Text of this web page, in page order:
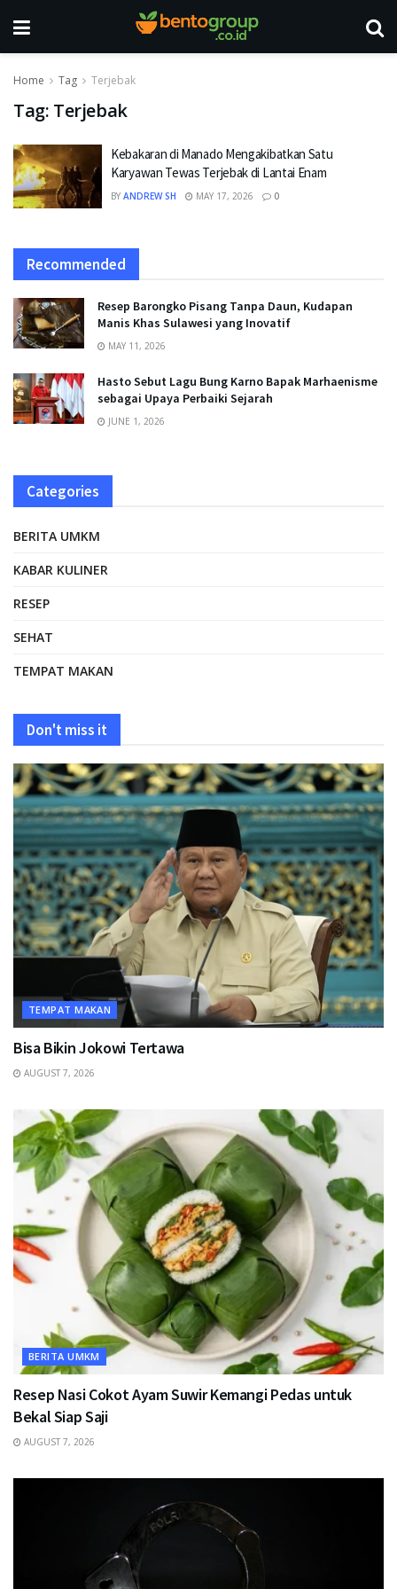
Home Tag Terjebak
Tag: Terjebak
Kebakaran di Manado Mengakibatkan Satu
Karyawan Tewas Terjebak di Lantai Enam
BY ANDREW SH MAY 17, 2026 0
Recommended
Resep Barongko Pisang Tanpa Daun, Kudapan
Manis Khas Sulawesi yang Inovatif
MAY 11, 2026
Hasto Sebut Lagu Bung Karno Bapak Marhaenisme
sebagai Upaya Perbaiki Sejarah
JUNE 1, 2026
Categories
BERITA UMKM
KABAR KULINER
RESEP
SEHAT
TEMPAT MAKAN
Don't miss it
TEMPAT MAKAN
Bisa Bikin Jokowi Tertawa
AUGUST 7, 2026
BERITA UMKM
Resep Nasi Cokot Ayam Suwir Kemangi Pedas untuk
Bekal Siap Saji
AUGUST 7, 2026